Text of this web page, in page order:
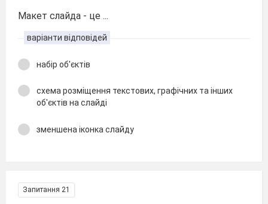
Макет слайда - це ...
варіанти відповідей
набір об'єктів
схема розміщення текстових, графічних та інших
об'єктів на слайді
зменшена іконка слайду
Запитання 21